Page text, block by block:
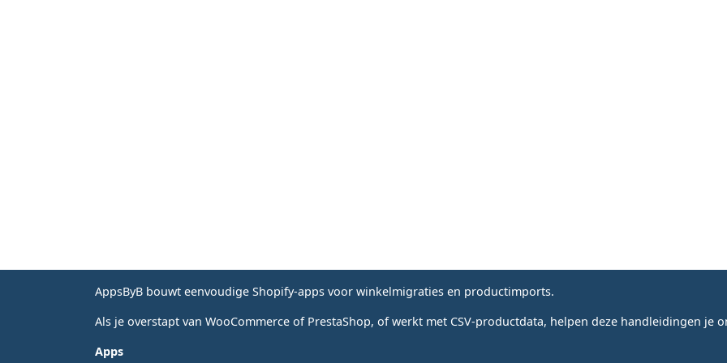
AppsByB bouwt eenvoudige Shopify-apps voor winkelmigraties en productimports.
Als je overstapt van WooCommerce of PrestaShop, of werkt met CSV-productdata, helpen deze handleidingen je
Apps